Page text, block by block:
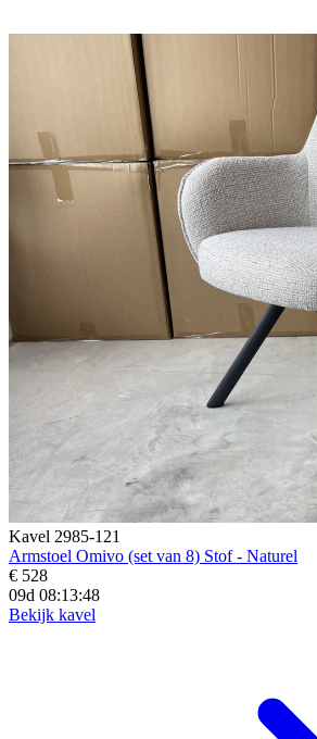
Kavel 2985-121
Armstoel Omivo (set van 8) Stof - Naturel
€ 528
09d 08:13:46
Bekijk kavel